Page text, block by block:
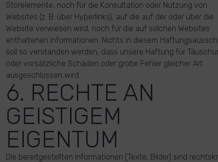
Störelemente, noch für die Konsultation oder Nutzung von
Websites (z. B. über Hyperlinks), auf die auf der oder über die
Website verwiesen wird, noch für die auf solchen Websites
enthaltenen Informationen. Nichts in diesem
soll so verstanden werden, dass unsere Haftung für
oder vorsätzliche Schäden oder grobe Fehler gleicher Art
ausgeschlossen wird.
6. RECHTE AN
GEISTIGEM
EIGENTUM
Die bereitgestellten Informationen (Texte, Bilder) sind